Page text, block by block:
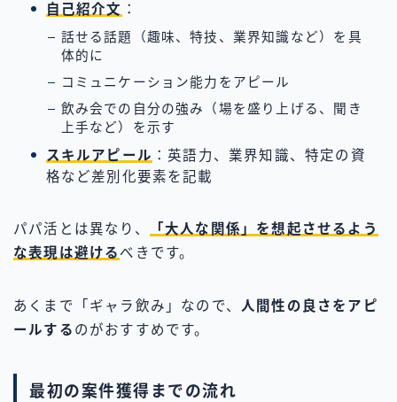
自己紹介文 ：
話せる話題（趣味、特技、業界知識など）を具
体的に
コミュニケーション能力をアピール
飲み会での自分の強み（場を盛り上げる、聞き
上手など）を示す
スキルアピール ：英語力、業界知識、特定の資
格など差別化要素を記載
パパ活とは異なり、
「大人な関係」を想起させるよう
な表現は避ける べきです。
あくまで「ギャラ飲み」なので、 人間性の良さをアピ
ールする のがおすすめです。
最初の案件獲得までの流れ